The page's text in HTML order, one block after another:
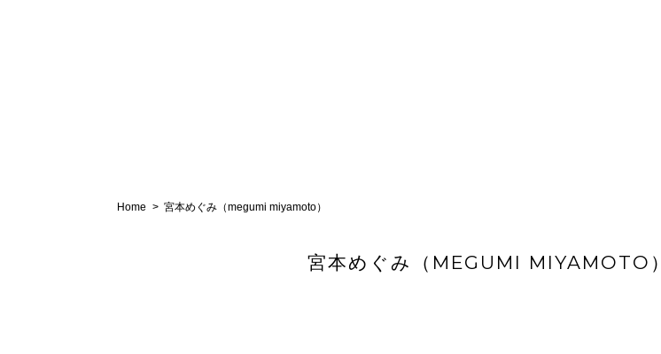
Home 宮本めぐみ（megumi miyamoto）
宮本めぐみ（MEGUMI MIYAMOTO）